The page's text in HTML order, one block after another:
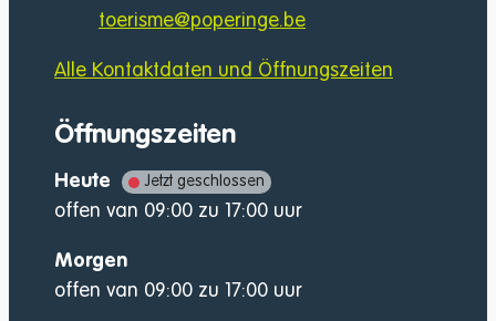
E-Mailtoerisme@poperinge.be
Alle Kontaktdaten und Öffnungszeiten
Öffnungszeiten
Heute Jetzt geschlossen
offen van 09:00 zu 17:00 uur
Morgen
offen van 09:00 zu 17:00 uur